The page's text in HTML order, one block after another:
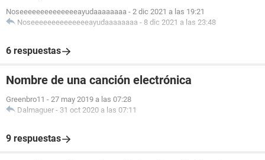
Noseeeeeeeeeeeeeeayudaaaaaaaa - 2 dic 2021 a las 19:21
Noseeeeeeeeeeeeeeayudaaaaaaaa - 8 dic 2021 a las 23:48
6 respuestas
Nombre de una canción electrónica
Greenbro11 - 27 may 2019 a las 07:28
Dalmaguer - 31 oct 2020 a las 07:11
9 respuestas